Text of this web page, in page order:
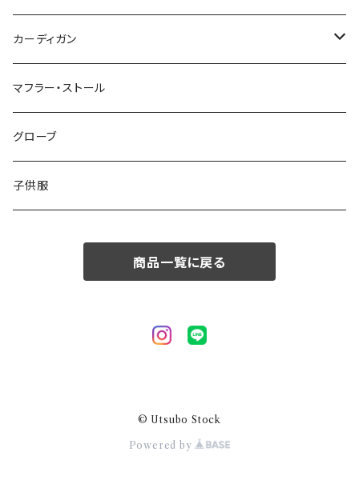
50/XL～
48/L
50/XL～
46/M
48/L
50/XL～
～44/S
46/M
48/L
50/XL～
カーディガン
～44/S
46/M
48/L
マフラー・ストール
グローブ
子供服
商品一覧に戻る
© Utsubo Stock
Powered by